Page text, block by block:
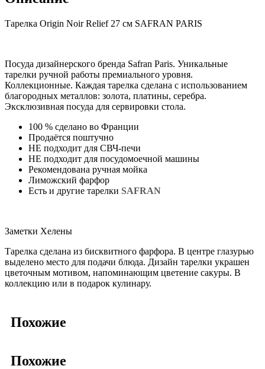
Тарелка Origin Noir Relief 27 см SAFRAN PARIS
Посуда дизайнерского бренда Safran Paris. Уникальные
тарелки ручной работы премиального уровня.
Коллекционные. Каждая тарелка сделана с использованием
благородных металлов: золота, платины, серебра.
Эксклюзивная посуда для сервировки стола.
100 % сделано во Франции
Продаётся поштучно
НЕ подходит для СВЧ-печи
НЕ подходит для посудомоечной машины
Рекомендована ручная мойка
Лиможский фарфор
Есть и другие тарелки SAFRAN
Заметки Хелены
Тарелка сделана из бисквитного фарфора. В центре глазурью
выделено место для подачи блюда. Дизайн тарелки украшен
цветочным мотивом, напоминающим цветение сакуры. В
коллекцию или в подарок кулинару.
Похожие
Похожие